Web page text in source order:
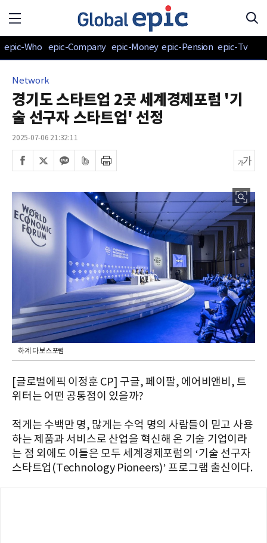
epic-Who epic-Company epic-Money epic-Pension epic-Tv
Network
경기도 스타트업 2곳 세계경제포럼 '기
술 선구자 스타트업' 선정
2025-07-06 21:32:11
하계 다보스포럼
[글로벌에픽 이정훈 CP] 구글, 페이팔, 에어비앤비, 트
위터는 어떤 공통점이 있을까?
적게는 수백만 명, 많게는 수억 명의 사람들이 믿고 사용
하는 제품과 서비스로 산업을 혁신해 온 기술 기업이라
는 점 외에도 이들은 모두 세계경제포럼의 ‘기술 선구자
스타트업(Technology Pioneers)’ 프로그램 출신이다.